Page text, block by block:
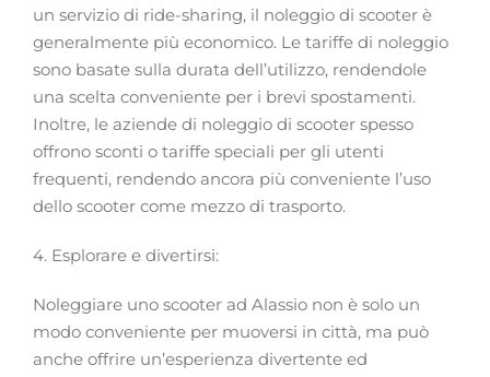
un servizio di ride-sharing, il noleggio di scooter è
generalmente più economico. Le tariffe di noleggio
sono basate sulla durata dell’utilizzo, rendendole
una scelta conveniente per i brevi spostamenti.
Inoltre, le aziende di noleggio di scooter spesso
offrono sconti o tariffe speciali per gli utenti
frequenti, rendendo ancora più conveniente l’uso
dello scooter come mezzo di trasporto.
4. Esplorare e divertirsi:
Noleggiare uno scooter ad Alassio non è solo un
modo conveniente per muoversi in città, ma può
anche offrire un’esperienza divertente ed